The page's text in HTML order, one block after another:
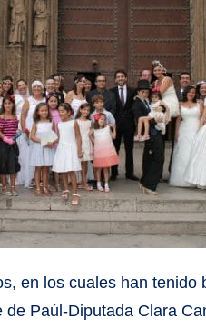
en los cuales han
Paúl-Diputada Clara